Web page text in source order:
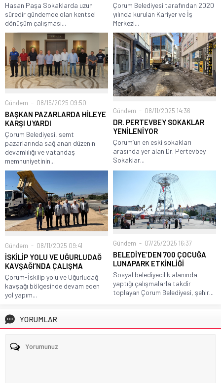
Hasan Paşa Sokaklarda uzun
süredir gündemde olan kentsel
dönüşüm çalışması...
Çorum Belediyesi tarafından 2020
yılında kurulan Kariyer ve İş
Merkezi...
Gündem 08/15/2025 09:50
BAŞKAN PAZARLARDA HİLEYE
KARŞI UYARDI
Çorum Belediyesi, semt
pazarlarında sağlanan düzenin
devamlılığı ve vatandaş
memnuniyetinin...
Gündem 08/11/2025 14:36
DR. PERTEVBEY SOKAKLAR
YENİLENİYOR
Çorum’un en eski sokakları
arasında yer alan Dr. Pertevbey
Sokaklar...
Gündem 08/11/2025 09:41
İSKİLİP YOLU VE UĞURLUDAĞ
KAVŞAĞI’NDA ÇALIŞMA
Çorum-İskilip yolu ve Uğurludağ
kavşağı bölgesinde devam eden
yol yapım...
Gündem 07/25/2025 16:37
BELEDİYE’DEN 700 ÇOCUĞA
LUNAPARK ETKİNLİĞİ
Sosyal belediyecilik alanında
yaptığı çalışmalarla takdir
toplayan Çorum Belediyesi, şehir...
YORUMLAR